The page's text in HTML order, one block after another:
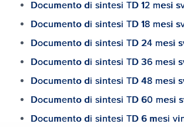
Fondi SICAV
Affida i tuoi
attraverso
investimento
App
Documento di sintesi TD 12 mesi
Documento di sintesi TD 18 mesi
Documento di sintesi TD 24 mesi
Documento di sintesi TD 36 mesi
Documento di sintesi TD 48 mesi
Documento di sintesi TD 60 mesi
Documento di sintesi TD 6 mesi